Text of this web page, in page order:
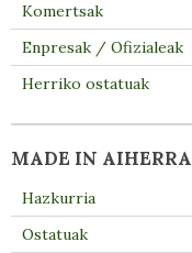
Komertsak
Enpresak / Ofizialeak
Herriko ostatuak
MADE IN AIHERRA
Hazkurria
Ostatuak